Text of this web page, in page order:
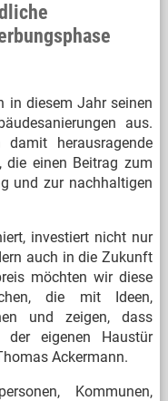
in diesem Jahr seinen
aus.
herausragende
die einen Beitrag zum
und zur nachhaltigen
investiert nicht nur
auch in die Zukunft
möchten wir diese
die mit Ideen,
und zeigen, dass
eigenen Haustür
Ackermann.
Kommunen,